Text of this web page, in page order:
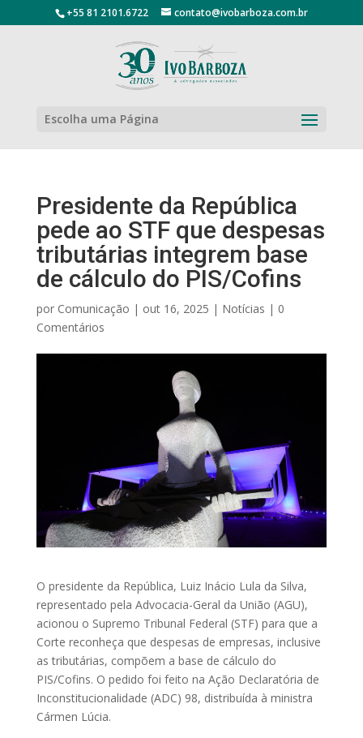
+55 81 2101.6722 contato@ivobarboza.com.br
Escolha uma Página
Presidente da República
pede ao STF que despesas
tributárias integrem base
de cálculo do PIS/Cofins
por Comunicação | out 16, 2025 | Notícias | 0
Comentários
O presidente da República, Luiz Inácio Lula da Silva,
representado pela Advocacia-Geral da União (AGU),
acionou o Supremo Tribunal Federal (STF) para que a
Corte reconheça que despesas de empresas, inclusive
as tributárias, compõem a base de cálculo do
PIS/Cofins. O pedido foi feito na Ação Declaratória de
Inconstitucionalidade (ADC) 98, distribuída à ministra
Cármen Lúcia.